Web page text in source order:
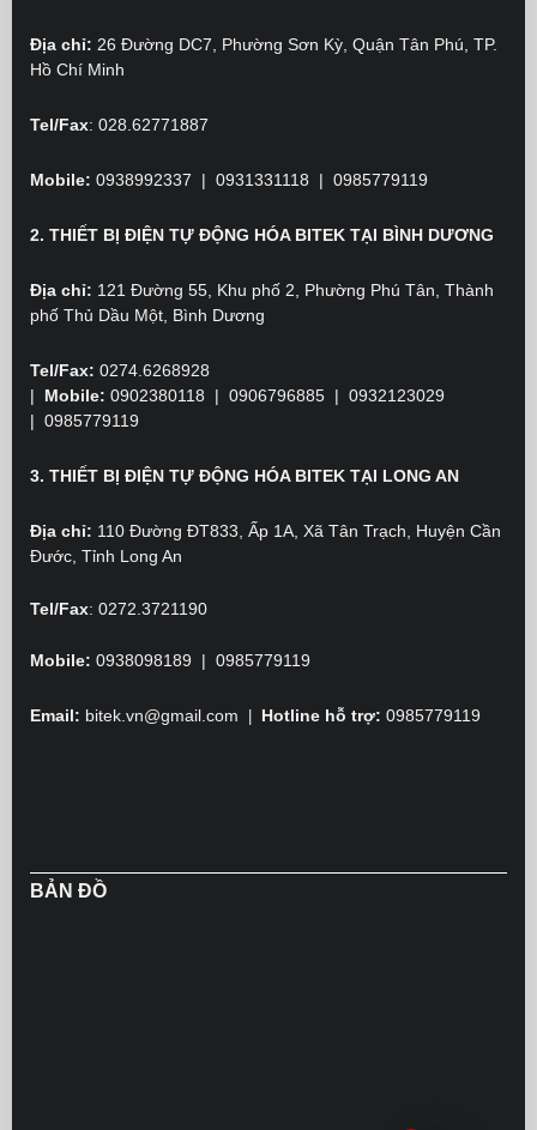
Địa chỉ: 26 Đường DC7, Phường Sơn Kỳ, Quận Tân Phú, TP.
Hồ Chí Minh
Tel/Fax: 028.62771887
Mobile: 0938992337 | 0931331118 | 0985779119
2. THIẾT BỊ ĐIỆN TỰ ĐỘNG HÓA BITEK TẠI BÌNH DƯƠNG
Địa chỉ: 121 Đường 55, Khu phố 2, Phường Phú Tân, Thành
phố Thủ Dầu Một, Bình Dương
Tel/Fax: 0274.6268928
|
Mobile: 0902380118 | 0906796885 | 0932123029
| 0985779119
3. THIẾT BỊ ĐIỆN TỰ ĐỘNG HÓA BITEK TẠI LONG AN
Địa chỉ: 110 Đường ĐT833, Ấp 1A, Xã Tân Trạch, Huyện Cần
Đước, Tỉnh Long An
Tel/Fax: 0272.3721190
Mobile: 0938098189 | 0985779119
Email: bitek.vn@gmail.com Hotline hỗ trợ: 0985779119
BẢN ĐỒ